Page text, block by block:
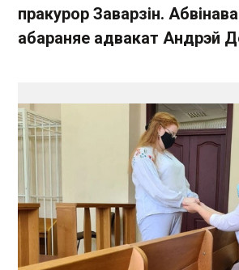
пракурор Заварзін.
абараняе адвакат Андрэй